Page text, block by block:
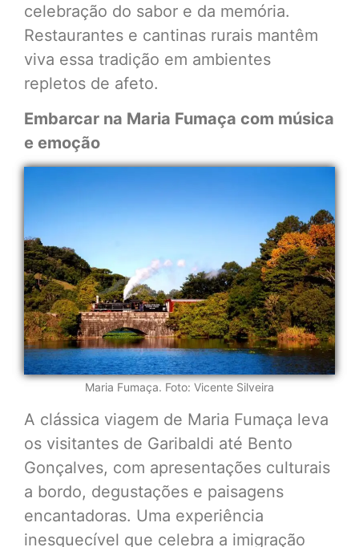
celebração do sabor e da memória.
Restaurantes e cantinas rurais mantêm
viva essa tradição em ambientes
repletos de afeto.
Embarcar na Maria Fumaça com música
e emoção
Maria Fumaça. Foto: Vicente Silveira
A clássica viagem de Maria Fumaça leva
os visitantes de Garibaldi até Bento
Gonçalves, com apresentações culturais
a bordo, degustações e paisagens
encantadoras. Uma experiência
inesquecível que celebra a imigração